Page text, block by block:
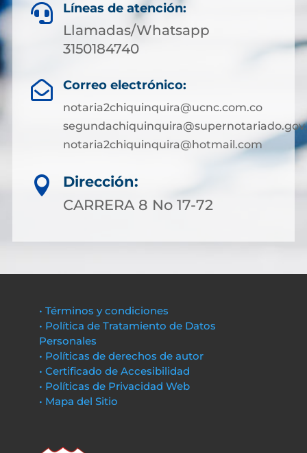
 Líneas de atención:
Llamadas/Whatsapp
3150184740
 Correo electrónico:
notaria2chiquinquira@ucnc.com.co
notaria2chiquinquira@hotmail.com

Dirección:
CARRERA 8 No 17-72
• Términos y condiciones
• Política de Tratamiento de Datos
Personales
• Políticas de derechos de autor
• Certificado de Accesibilidad
• Políticas de Privacidad Web
• Mapa del Sitio